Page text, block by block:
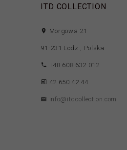
ITD COLLECTION
Morgowa 21
91-231 Lodz , Polska
+48 608 632 012
42 650 42 44
info@itdcollection.com